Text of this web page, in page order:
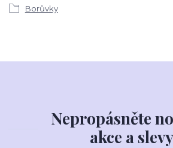
Borůvky
Nepropásněte
akce a